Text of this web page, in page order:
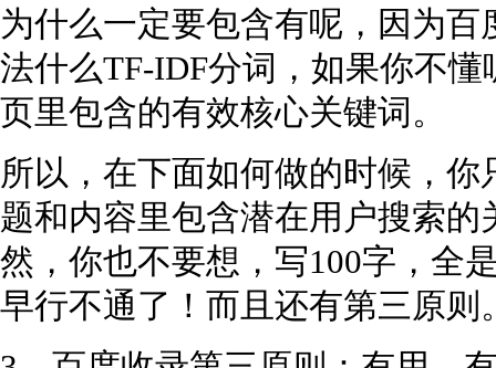
为什么一定要包含有呢，因为
法什么TF-IDF分词，如果你不
页里包含的有效核心关键词。
所以，在下面如何做的时候，
题和内容里包含潜在用户搜索
然，你也不要想，写100字，全
早行不通了！而且还有第三原则